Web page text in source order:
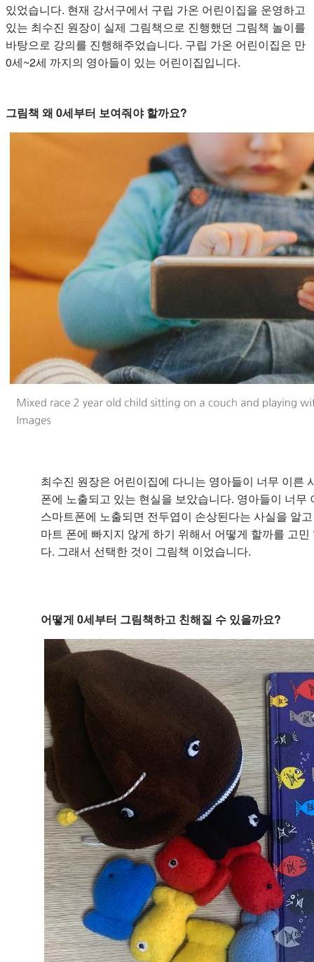
있었습니다. 현재 강서구에서 구립 가온 어린이집을 운영하고
있는 최수진 원장이 실제 그림책으로 진행했던 그림책 놀이를
바탕으로 강의를 진행해주었습니다. 구립 가온 어린이집은 만
0세~2세 까지의 영아들이 있는 어린이집입니다.
그림책 왜 0세부터 보여줘야 할까요?
최수진 원장은 어린이집에 다니는 영아들이 너무 이른
폰에 노출되고 있는 현실을 보았습니다. 영아들이 너무
스마트폰에 노출되면 전두엽이 손상된다는 사실을 알
마트 폰에 빠지지 않게 하기 위해서 어떻게 할까를 고민
다. 그래서 선택한 것이 그림책 이었습니다.
어떻게 0세부터 그림책하고 친해질 수 있을까요?